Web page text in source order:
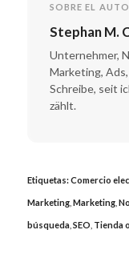
SOBRE EL
Stephan M.
Unternehmer,
Marketing,
Schreibe, seit
zählt.
Etiquetas:Comercio
Marketing, Marketing,
búsqueda, SEO Tienda